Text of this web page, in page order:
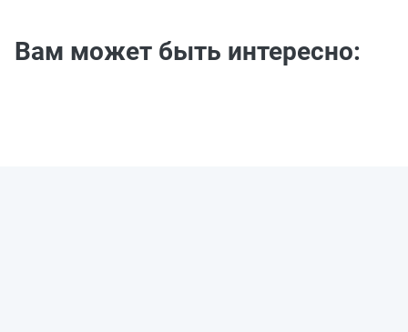
Вам может быть интересно: